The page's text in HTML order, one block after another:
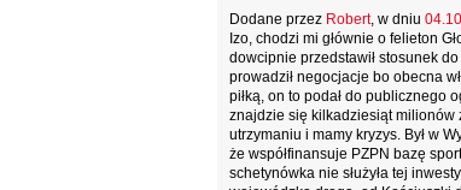
Dodane przez Robert, w dniu
Izo, chodzi mi głównie o felieton
dowcipnie przedstawił stosunek
prowadził negocjacje bo obecna
piłką, on to podał do publicznego
znajdzie się kilkadziesiąt milionów
utrzymaniu i mamy kryzys. Był w
że współfinansuje PZPN bazę
schetynówka nie służyła tej